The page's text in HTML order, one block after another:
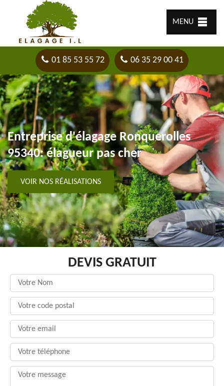
MENU
01 85 53 55 72 06 35 29 00 41
Entreprise d'élagage Ronquerolles
95340: élagueur pas cher
VOIR NOS RÉALISATIONS
DEVIS GRATUIT